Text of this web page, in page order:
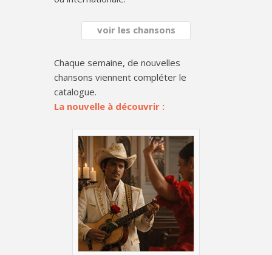
voir les chansons
Chaque semaine, de nouvelles
chansons viennent compléter le
catalogue.
La nouvelle à découvrir :